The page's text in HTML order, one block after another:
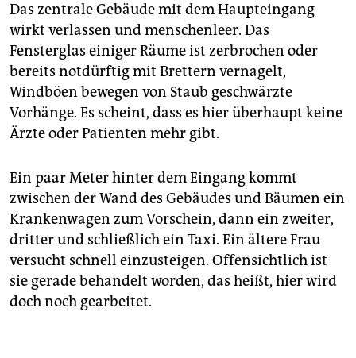
Das zentrale Gebäude mit dem Haupteingang
wirkt verlassen und menschenleer. Das
Fensterglas einiger Räume ist zerbrochen oder
bereits notdürftig mit Brettern vernagelt,
Windböen bewegen von Staub geschwärzte
Vorhänge. Es scheint, dass es hier überhaupt keine
Ärzte oder Patienten mehr gibt.
Ein paar Meter hinter dem Eingang kommt
zwischen der Wand des Gebäudes und Bäumen ein
Krankenwagen zum Vorschein, dann ein zweiter,
dritter und schließlich ein Taxi. Ein ältere Frau
versucht schnell einzusteigen. Offensichtlich ist
sie gerade behandelt worden, das heißt, hier wird
doch noch gearbeitet.